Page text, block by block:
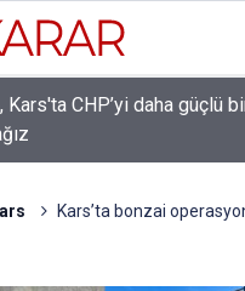
Kars'ta CHP’yi daha güçlü
Kars’ta bonzai